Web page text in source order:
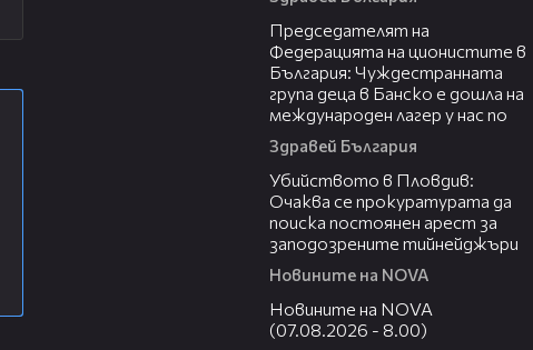
Председателят на
Федерацията на ционистите в
България: Чуждестранната
група деца в Банско е дошла на
международен лагер у нас по
Здравей България
Убийството в Пловдив:
Очаква се прокуратурата да
поиска постоянен арест за
заподозрените тийнейджъри
Новините на NOVA
Новините на NOVA
(07.08.2026 - 8.00)